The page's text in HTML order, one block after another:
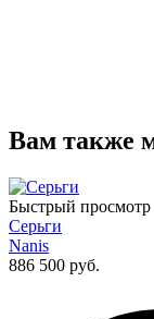
Вам также
Быстрый просмотр
Серьги
Nanis
886 500 руб.